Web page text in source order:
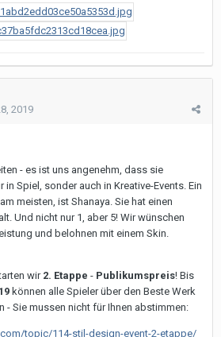
2019
- es ist uns angenehm, dass sie
Spiel, sonder auch in Kreative-Events. Ein
meisten, ist Shanaya. Sie hat einen
Und nicht nur 1, aber 5! Wir wünschen
und belohnen mit einem Skin.
wir 2. Etappe - Publikumspreis! Bis
können alle Spieler über den Beste Werk
- Sie mussen nicht für Ihnen abstimmen:
topic/114-stil-design-event-2-etappe/